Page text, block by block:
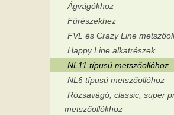
Ágvágókhoz
Fűrészekhez
FVL és Crazy Line
Happy Line alkatrészek
NL11 típusú metszőollóhoz
NL6 típusú metszőollóhoz
Rózsavágó, classic, super
metszőollókhoz